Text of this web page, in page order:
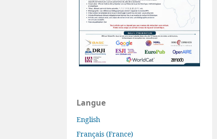
Langue
English
Français (France)